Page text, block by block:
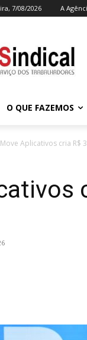
7/08/2026 A
O QUE FAZEMOS
Move Aplicativos cria R$